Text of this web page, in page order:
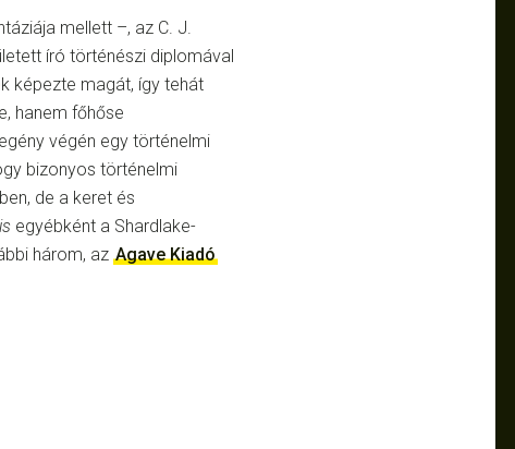
mellett –, az C. J.
író történészi diplomával
képezte magát, így tehát
hanem főhőse
végén egy történelmi
bizonyos történelmi
de a keret és
egyébként a Shardlake-
három, az Agave Kiadó